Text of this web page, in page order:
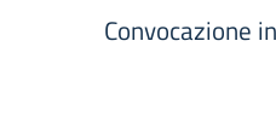
Convocazione